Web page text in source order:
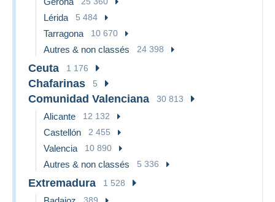
Lérida 5 484
Tarragona 10 670
Autres & non classés 24 398
Ceuta 1 176
Chafarinas 5
Comunidad Valenciana 30 813
Alicante 12 132
Castellón 2 455
Valencia 10 890
Autres & non classés 5 336
Extremadura 1 528